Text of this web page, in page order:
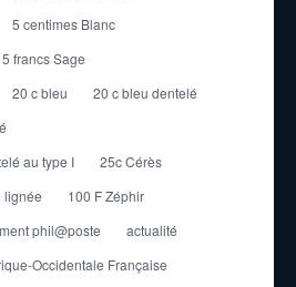
5 centimes Blanc
5 francs Sage
20 c bleu
20 c bleu dentelé
au type I
25c Cérès
lignée
100 F Zéphir
phil@poste
actualité
Occidentale Française